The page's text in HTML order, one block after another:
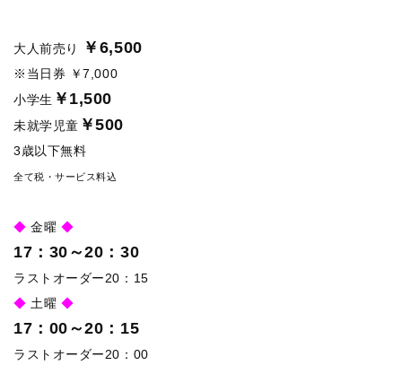
大人前売り ￥6,500
※当日券 ￥7,000
小学生 ￥1,500
未就学児童 ￥500
3歳以下無料
全て税・サービス料込
◆ 金曜 ◆
17：30～20：30
ラストオーダー20：15
◆ 土曜 ◆
17：00～20：15
ラストオーダー20：00